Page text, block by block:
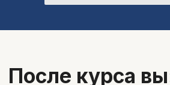
подростковпо контрацепции и